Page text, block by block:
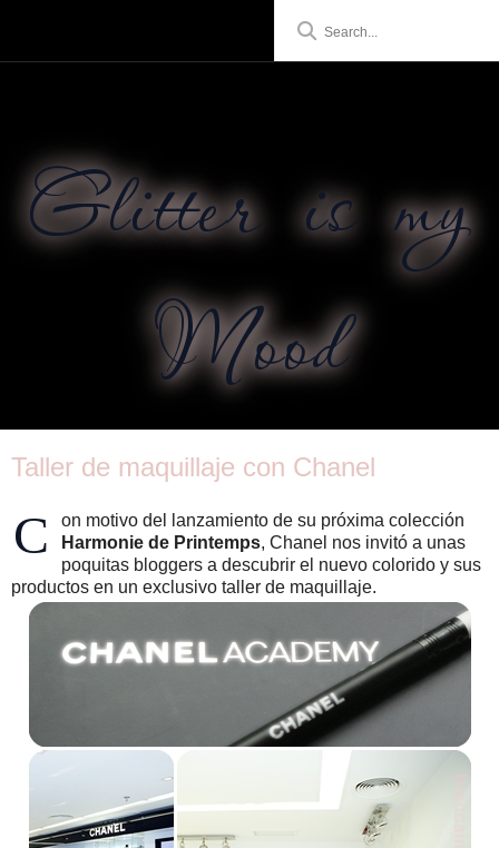
Glitter is my
Mood
Taller de maquillaje con Chanel
C
on motivo del lanzamiento de su próxima colección
Harmonie de Printemps, Chanel nos invitó a unas
poquitas bloggers a descubrir el nuevo colorido y sus
productos en un exclusivo taller de maquillaje.